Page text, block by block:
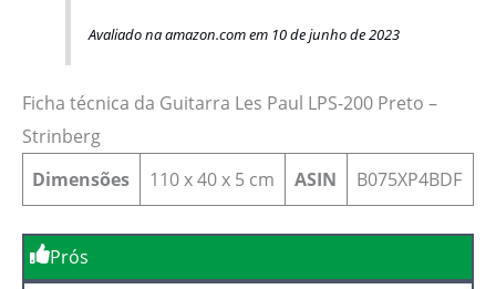
Avaliado na amazon.com em 10 de junho de 2023
Ficha técnica da Guitarra Les Paul LPS-200 Preto –
Strinberg
Dimensões
110 x 40 x 5 cm ASIN B075XP4BDF
Prós